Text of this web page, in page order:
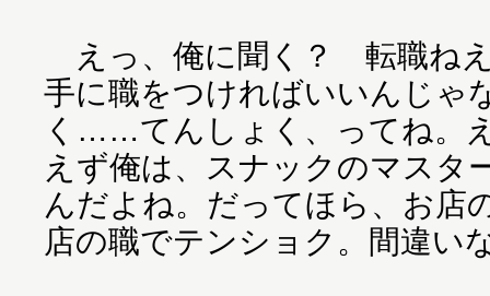
えっ、俺に聞く？ 転職ね
手に職をつければいいんじゃ
く……てんしょく、ってね。
えず俺は、スナックのマスタ
んだよね。だってほら、お店
店の職でテンショク。間違い